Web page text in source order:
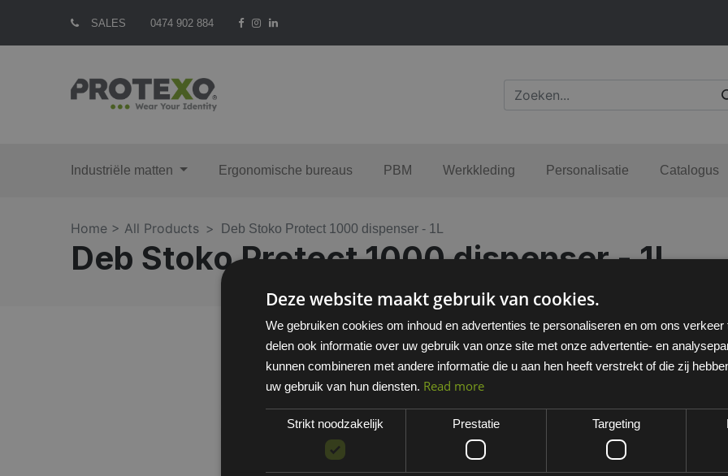
SALES 0474 902 884
Industriële matten Ergonomische bureaus PBM Werkkleding Personalisatie Catalogus
Home > All Products Deb Stoko Protect 1000 dispenser - 1L
Deb Stoko Protect 1000 dispenser - 1L
Dit artikel is niet standaard
Deze website maakt gebruik van cookies.
We gebruiken cookies om inhoud en advertenties te personaliseren en om ons
delen ook informatie over uw gebruik van onze site met onze advertentie- en
kunnen combineren met andere informatie die u aan hen heeft verstrekt of die zij
uw gebruik van hun diensten. Read more
Strikt noodzakelijk Prestatie Targeting